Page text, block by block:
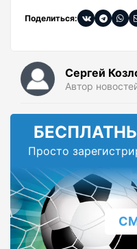
Поделиться:
Сергей
Автор
Просто